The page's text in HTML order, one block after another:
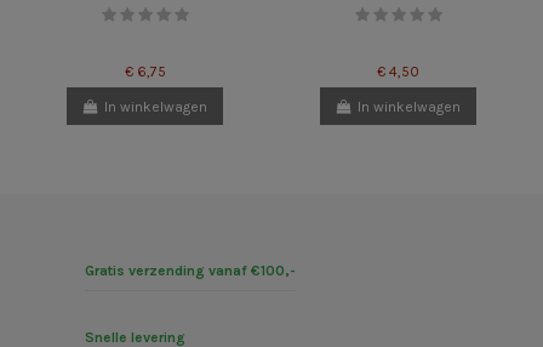
€ 6,75
In winkelwagen
€ 4,50
In winkelwagen
Gratis verzending vanaf €100,-
Snelle levering